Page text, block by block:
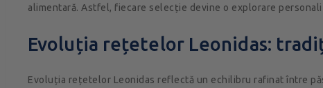
alimentară. Astfel, fiecare selecție devine o explorare
Evoluția rețetelor Leonidas:
Evoluția rețetelor Leonidas reflectă un echilibru rafinat între